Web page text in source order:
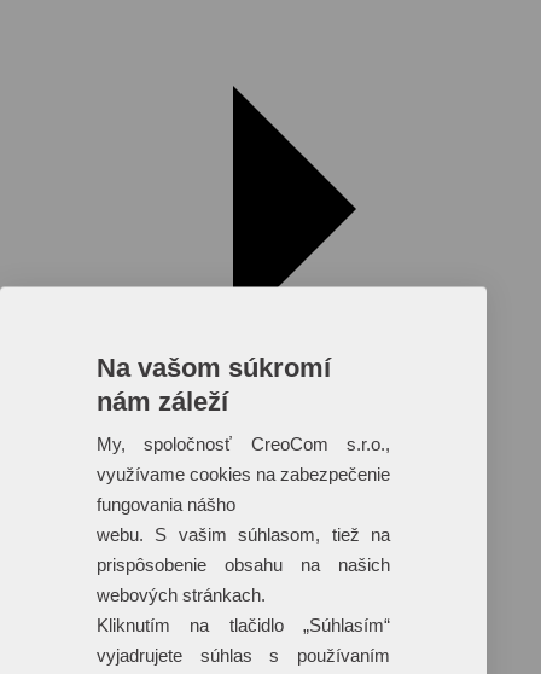
Reklamné predmety s plnofarebnou
potlačou
Dáždniky
Tašky
Hračky
+ 17 ďalších
Na vašom súkromí
nám záleží
My, spoločnosť CreoCom s.r.o.,
využívame cookies na zabezpečenie
fungovania nášho
webu. S vašim súhlasom, tiež na
prispôsobenie obsahu na našich
webových stránkach.
Kliknutím na tlačidlo „Súhlasím“
vyjadrujete súhlas s používaním